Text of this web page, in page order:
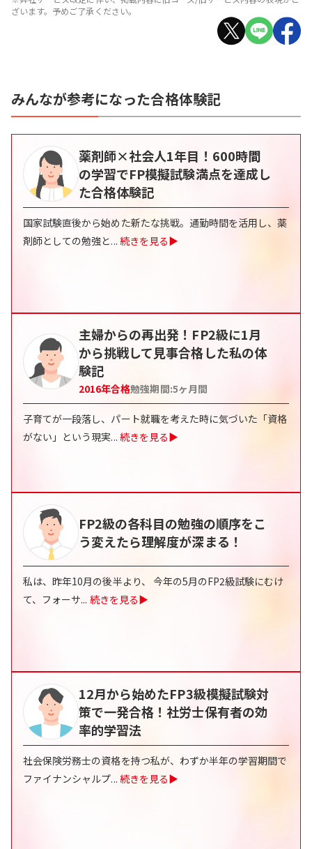
ざいます。予めご了承ください。
みんなが参考になった合格体験記
薬剤師×社会人1年目！600時間
の学習でFP模擬試験満点を達成し
た合格体験記
国家試験直後から始めた新たな挑戦。通勤時間を活用し、薬
剤師としての勉強と... 続きを見る▶
主婦からの再出発！FP2級に1月
から挑戦して見事合格した私の体
験記
2016年合格勉強期間:5ヶ月間
子育てが一段落し、パート就職を考えた時に気づいた「資格
がない」という現実... 続きを見る▶
FP2級の各科目の勉強の順序をこ
う変えたら理解度が深まる！
私は、昨年10月の後半より、 今年の5月のFP2級試験にむけ
て、フォーサ... 続きを見る▶
12月から始めたFP3級模擬試験対
策で一発合格！社労士保有者の効
率的学習法
社会保険労務士の資格を持つ私が、わずか半年の学習期間で
ファイナンシャルプ... 続きを見る▶